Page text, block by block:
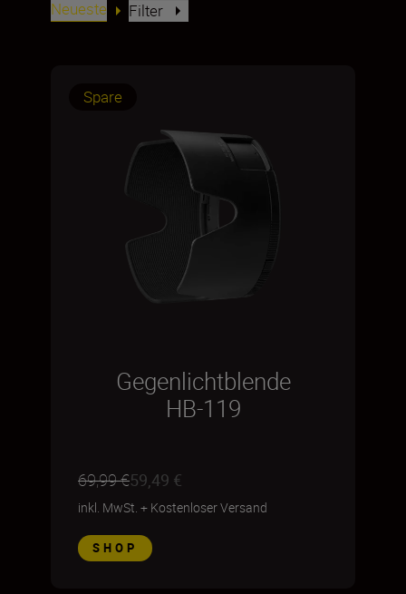
Neueste Filter
Spare
Gegenlichtblende
HB-119
69,99 €59,49 €
inkl. MwSt. + Kostenloser Versand
SHOP